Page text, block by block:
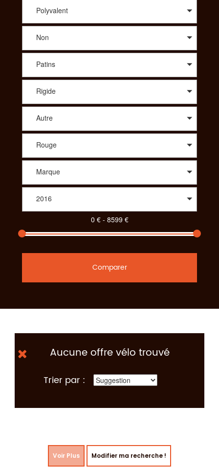
vous propose le meilleur prix. A travers une large sélection de
Terrains : all-mountain, enduro, descente/freeride, fat, dirt. Afin
de vous proposer les meilleurs produits spécialisés vous
pourrez aussi choisir le vélo idéal dans des gammes comme le
Trekking : VTC, Rando/voyage, vélo couché ou bien même
parmi un choix de tandem, de BMX, des vélos pliants, des
vélos de ville ou encore des draisiennes. Pour votre enfant
aussi vous aurez le choix parmi une diversité de vélos. Pour
consulter et trouver le vélo parfait pour votre pratique,
SportAdvice propose différents critères à sélectionner pour
Polyvalent
Non
Patins
Rigide
Autre
Rouge
Marque
2016
Comparer
Aucune offre vélo trouvé
Trier par :
Voir Plus Modifier ma recherche !